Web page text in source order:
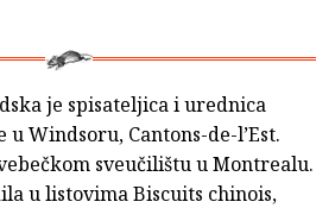
je spisateljica i urednica
u Windsoru, Cantons-de-l’Est.
sveučilištu u Montrealu.
u listovima Biscuits chinois,